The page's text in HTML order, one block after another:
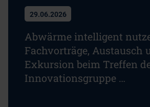
29.06.2026
Abwärme intelligent
Fachvorträge, Austausch
Exkursion beim Treffen
Innovationsgruppe …